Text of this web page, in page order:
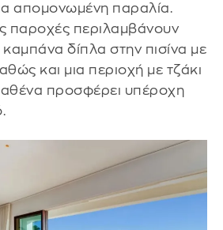
απομονωμένη παραλία.
παροχές περιλαμβάνουν
καμπάνα δίπλα στην πισίνα με
και μια περιοχή με τζάκι
προσφέρει υπέροχη